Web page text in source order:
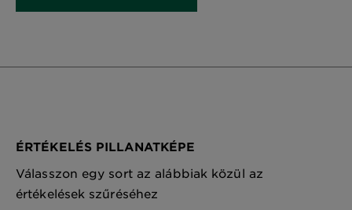
ÉRTÉKELÉS PILLANATKÉPE
Válasszon egy sort az alábbiak közül az
értékelések szűréséhez